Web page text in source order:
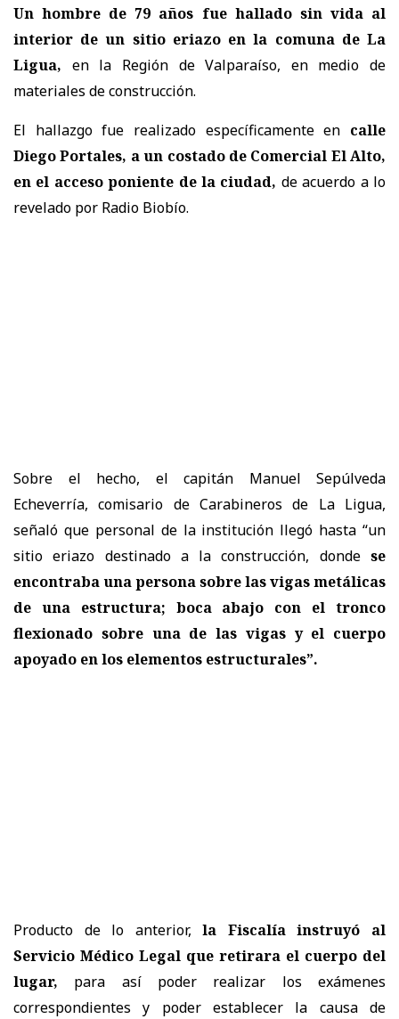
Un hombre de 79 años fue hallado sin vida al
interior de un sitio eriazo en la comuna de La
Ligua, en la Región de Valparaíso, en medio de
materiales de construcción.
El hallazgo fue realizado específicamente en calle
Diego Portales, a un costado de Comercial El Alto,
en el acceso poniente de la ciudad, de acuerdo a lo
revelado por Radio Biobío.
Sobre el hecho, el capitán Manuel Sepúlveda
Echeverría, comisario de Carabineros de La Ligua,
señaló que personal de la institución llegó hasta “un
sitio eriazo destinado a la construcción, donde se
encontraba una persona sobre las vigas metálicas
de una estructura; boca abajo con el tronco
flexionado sobre una de las vigas y el cuerpo
apoyado en los elementos estructurales”.
Producto de lo anterior,la Fiscalíainstruyó al
Servicio Médico Legal que retirara el cuerpo del
lugar, para así poder realizar los exámenes
correspondientes y poder establecer la causa de